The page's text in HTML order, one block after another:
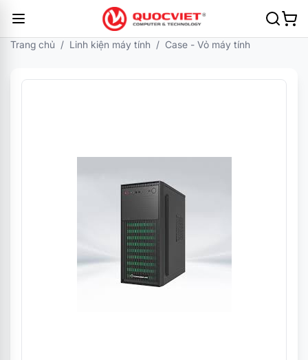
Trang chủ / Linh kiện máy tính / Case - Vỏ máy tính